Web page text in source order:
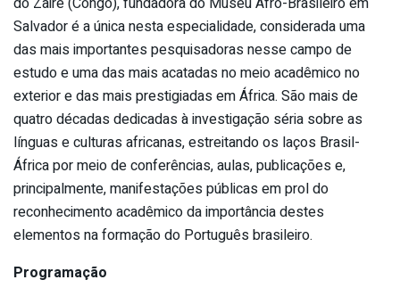
Salvador é a única nesta especialidade, considerada uma
das mais importantes pesquisadoras nesse campo de
estudo e uma das mais acatadas no meio acadêmico no
exterior e das mais prestigiadas em África. São mais de
quatro décadas dedicadas à investigação séria sobre as
línguas e culturas africanas, estreitando os laços Brasil-
África por meio de conferências, aulas, publicações e,
principalmente, manifestações públicas em prol do
reconhecimento acadêmico da importância destes
elementos na formação do Português brasileiro.
Programação